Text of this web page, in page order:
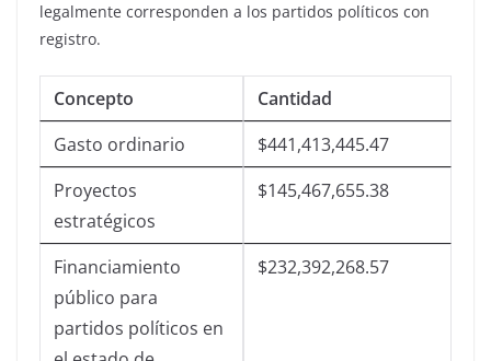
legalmente corresponden a los partidos políticos con
registro.
Concepto
Cantidad
Gasto ordinario
$441,413,445.47
Proyectos
estratégicos
$145,467,655.38
Financiamiento
público para
partidos políticos en
$232,392,268.57